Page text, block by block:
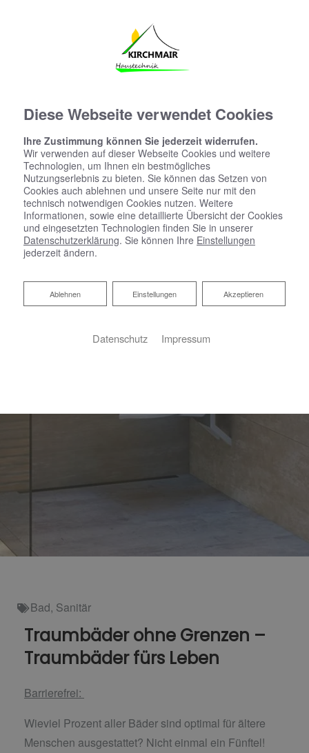
Bad, Sanitär
Traumbäder ohne Grenzen –
Traumbäder fürs Leben
Barrierefrei:
Wieviel Prozent aller Bäder sind optimal für ältere
Menschen ausgestattet? Nicht einmal ein Fünftel!
Diese Webseite verwendet Cookies
Ihre Zustimmung können Sie jederzeit widerrufen.
Wir verwenden auf dieser Webseite Cookies und weitere
Technologien, um Ihnen ein bestmögliches
Nutzungserlebnis zu bieten. Sie können das Setzen von
Cookies auch ablehnen und unsere Seite nur mit den
technisch notwendigen Cookies nutzen. Weitere
Informationen, sowie eine detaillierte Übersicht der Cookies
und eingesetzten Technologien finden Sie in unserer
Datenschutzerklärung. Sie können Ihre Einstellungen
jederzeit ändern.
Akzeptieren
Einstellungen
Ablehnen
Ablehnen
Datenschutz Impressum